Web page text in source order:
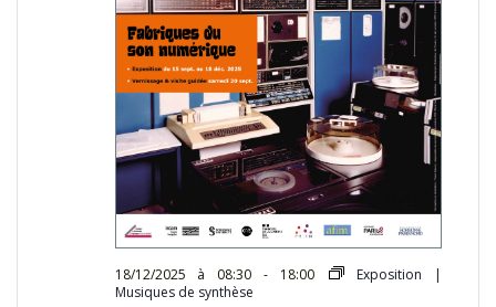
18/12/2025 à 08:30 - 18:00
Exposition |
Musiques de synthèse